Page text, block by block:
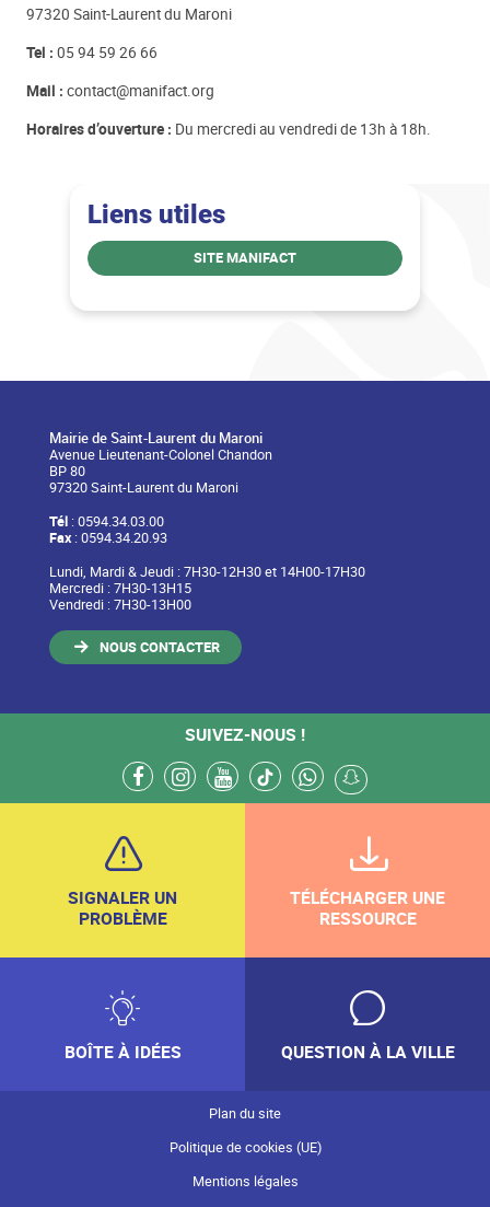
97320 Saint-Laurent du Maroni
Tel : 05 94 59 26 66
Mail : contact@manifact.org
Horaires d’ouverture : Du mercredi au vendredi de 13h à 18h.
Liens utiles
SITE MANIFACT
Mairie de Saint-Laurent du Maroni
Avenue Lieutenant-Colonel Chandon
BP 80
97320 Saint-Laurent du Maroni
Tél: 0594.34.03.00
Fax: 0594.34.20.93
Lundi, Mardi & Jeudi : 7H30-12H30 et 14H00-17H30
Mercredi : 7H30-13H15
Vendredi : 7H30-13H00
NOUS CONTACTER
SUIVEZ-NOUS !
facebookinstagram
youtube
tiktokwhatsappsnapchat
SIGNALER UN
PROBLÈME
TÉLÉCHARGER UNE
RESSOURCE
BOÎTE À IDÉES QUESTION À LA VILLE
Plan du site
Politique de cookies (UE)
Mentions légales